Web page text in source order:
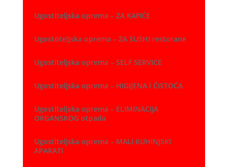
Ugostiteljska oprema – ZA KAFIĆE
Ugostoteljska oprema – ZA SUSHI restorane
Ugostiteljska oprema – SELF SERVICE
Ugostiteljska oprema – HIGIJENA i ČISTOĆA
Ugostiteljska oprema – ELIMINACIJA
ORGANSKOG otpada
Ugostiteljska oprema – MALI KUHINJSKI
APARATI